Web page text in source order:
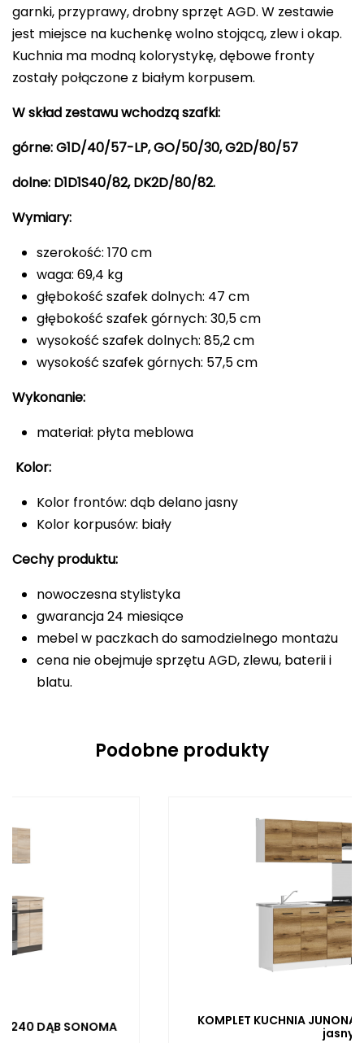
garnki, przyprawy, drobny sprzęt AGD. W zestawie
jest miejsce na kuchenkę wolno stojącą, zlew i okap.
Kuchnia ma modną kolorystykę, dębowe fronty
zostały połączone z białym korpusem.
W skład zestawu wchodzą szafki:
górne: G1D/40/57-LP, GO/50/30, G2D/80/57
dolne: D1D1S40/82, DK2D/80/82.
Wymiary:
szerokość: 170 cm
waga: 69,4 kg
głębokość szafek dolnych: 47 cm
głębokość szafek górnych: 30,5 cm
wysokość szafek dolnych: 85,2 cm
wysokość szafek górnych: 57,5 cm
Wykonanie:
materiał: płyta meblowa
Kolor:
Kolor frontów: dąb delano jasny
Kolor korpusów: biały
Cechy produktu:
nowoczesna stylistyka
gwarancja 24 miesiące
mebel w paczkach do samodzielnego montażu
cena nie obejmuje sprzętu AGD, zlewu, baterii i
blatu.
Podobne produkty
KOMPLET KUCHNIA JUNONA LINE 240 dąb delano